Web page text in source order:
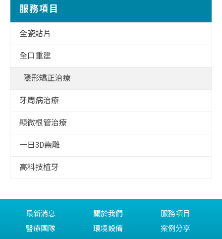
服務項目
全瓷貼片
全口重建
隱形矯正治療
牙周病治療
顯微根管治療
一日3D齒雕
高科技植牙
最新消息 關於我們
服務項目
醫療團隊
環境設備 案例分享